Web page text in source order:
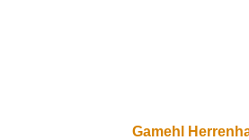
Gamehl